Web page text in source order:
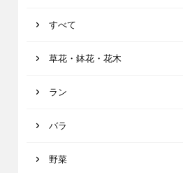
すべて
草花・鉢花・花木
ラン
バラ
野菜